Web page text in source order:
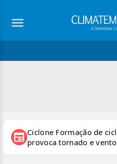
newspaper Ciclone Formação de
provoca tornado e
no RS